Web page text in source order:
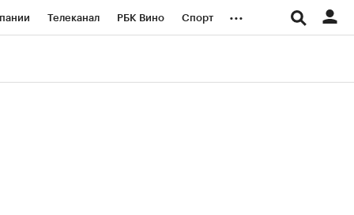
Телеканал РБК Вино Спорт ...